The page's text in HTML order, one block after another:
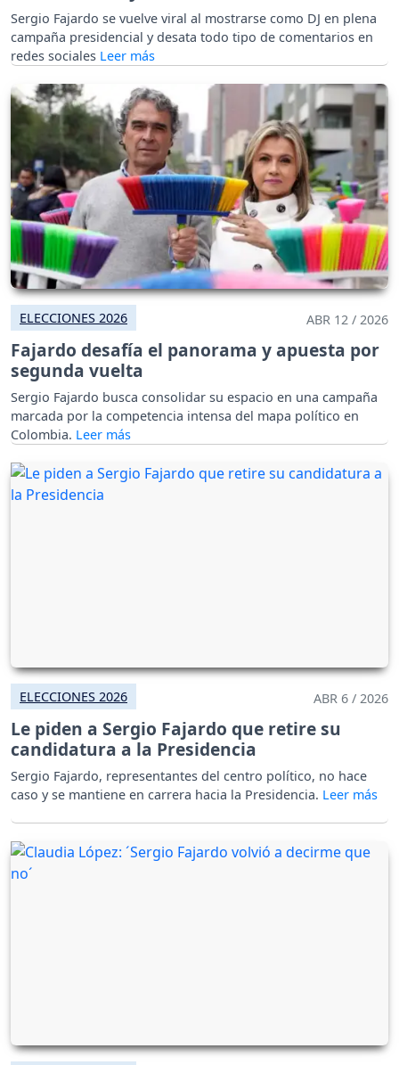
Sergio Fajardo se vuelve viral al mostrarse como DJ en plena
campaña presidencial y desata todo tipo de comentarios en
redes sociales
ELECCIONES 2026 ABR 12 / 2026
Fajardo desafía el panorama y apuesta por
segunda vuelta
Sergio Fajardo busca consolidar su espacio en una campaña
marcada por la competencia intensa del mapa político en
Colombia.
ELECCIONES 2026 ABR 6 / 2026
Le piden a Sergio Fajardo que retire su
candidatura a la Presidencia
Sergio Fajardo, representantes del centro político, no hace
caso y se mantiene en carrera hacia la Presidencia.